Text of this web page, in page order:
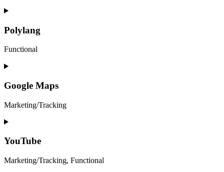
Consent
service
google-
analytics
Polylang
Functional
Consent
service
polylang
Google Maps
Marketing/Tracking
Consent
service
maps
YouTube
Marketing/Tracking, Functional